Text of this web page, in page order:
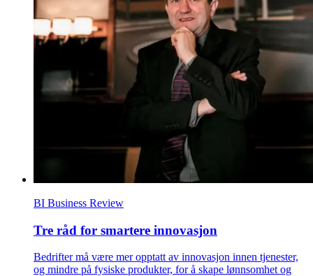
BI Business Review
Tre råd for smartere innovasjon
Bedrifter må være mer opptatt av innovasjon innen tjenester,
og mindre på fysiske produkter, for å skape lønnsomhet og